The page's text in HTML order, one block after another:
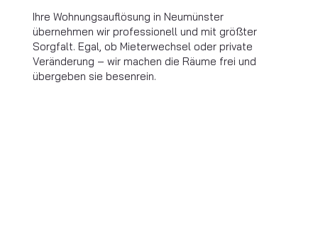
Ihre Wohnungsauflösung in Neumünster
übernehmen wir professionell und mit größter
Sorgfalt. Egal, ob Mieterwechsel oder private
Veränderung – wir machen die Räume frei und
übergeben sie besenrein.